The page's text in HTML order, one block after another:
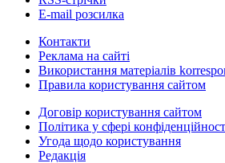
E-mail розсилка
Контакти
Реклама на сайті
Використання матеріалів
Правила користування сайтом
Договір користування сайтом
Політика у сфері
Угода щодо користування
Редакція